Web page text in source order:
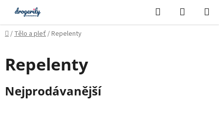
Přejít
obsah
Hledat
KOŠÍK
Domů
/Tělo a pleť/Repelenty
Repelenty
Nejprodávanější